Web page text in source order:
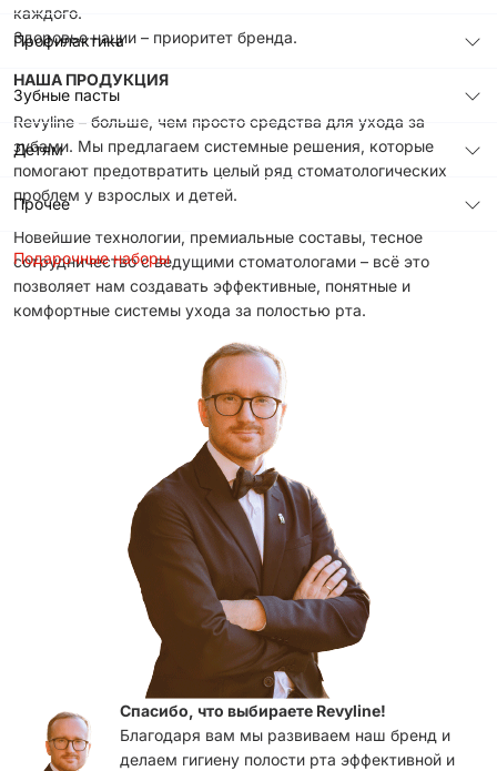
Профилактика
Зубные пасты
Детям
Прочее
Подарочные наборы
каждого.
Здоровье нации – приоритет бренда.
НАША ПРОДУКЦИЯ
Revyline – больше, чем просто средства для ухода за
зубами. Мы предлагаем системные решения, которые
помогают предотвратить целый ряд стоматологических
проблем у взрослых и детей.
Новейшие технологии, премиальные составы, тесное
сотрудничество с ведущими стоматологами – всё это
позволяет нам создавать эффективные, понятные и
комфортные системы ухода за полостью рта.
Спасибо, что выбираете Revyline!
Благодаря вам мы развиваем наш бренд и
делаем гигиену полости рта эффективной и